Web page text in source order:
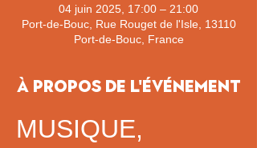
04 juin 2025, 17:00 – 21:00
Port-de-Bouc, Rue Rouget de l'Isle, 13110
Port-de-Bouc, France
À propos de l'événement
MUSIQUE,